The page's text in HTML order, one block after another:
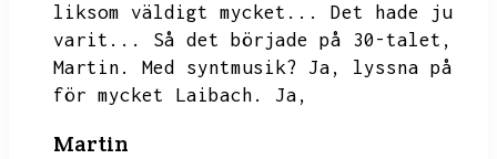
liksom väldigt mycket...
Det hade ju
varit...
Så det började på 30-talet,
Martin.
Med syntmusik? Ja,
lyssna på
för mycket Laibach.
Ja,
Martin